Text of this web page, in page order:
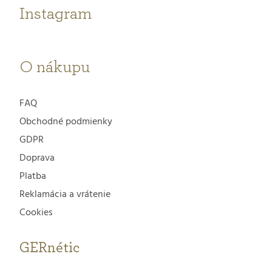
Instagram
O nákupu
FAQ
Obchodné podmienky
GDPR
Doprava
Platba
Reklamácia a vrátenie
Cookies
GERnétic